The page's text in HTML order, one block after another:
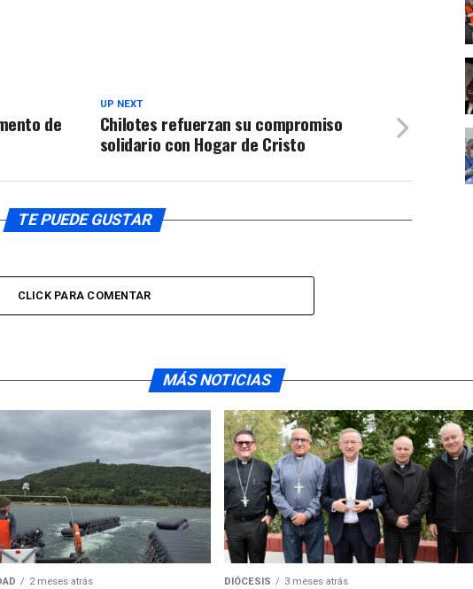
UP NEXT
Chilotes refuerzan su compromiso
solidario con Hogar de Cristo
de
TE PUEDE GUSTAR
CLICK PARA COMENTAR
MÁS NOTICIAS
2 meses atrás DIÓCESIS 3 meses atrás